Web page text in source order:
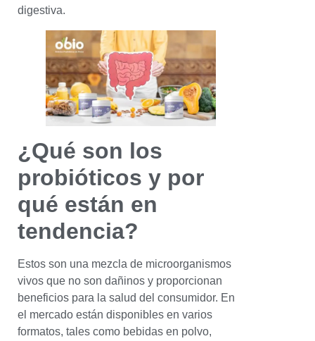
digestiva.
¿Qué son los
probióticos y por
qué están en
tendencia?
Estos son una mezcla de microorganismos
vivos que no son dañinos y proporcionan
beneficios para la salud del consumidor. En
el mercado están disponibles en varios
formatos, tales como bebidas en polvo,